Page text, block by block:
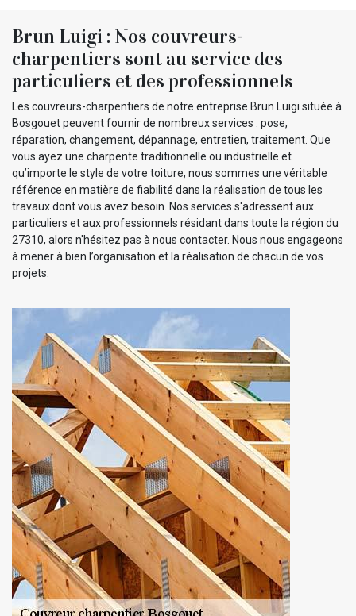
Brun Luigi : Nos couvreurs-
charpentiers sont au service des
particuliers et des professionnels
Les couvreurs-charpentiers de notre entreprise Brun Luigi située à
Bosgouet peuvent fournir de nombreux services : pose,
réparation, changement, dépannage, entretien, traitement. Que
vous ayez une charpente traditionnelle ou industrielle et
qu’importe le style de votre toiture, nous sommes une véritable
référence en matière de fiabilité dans la réalisation de tous les
travaux dont vous avez besoin. Nos services s'adressent aux
particuliers et aux professionnels résidant dans toute la région du
27310, alors n'hésitez pas à nous contacter. Nous nous engageons
à mener à bien l’organisation et la réalisation de chacun de vos
projets.